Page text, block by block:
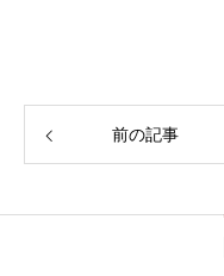
前の記事